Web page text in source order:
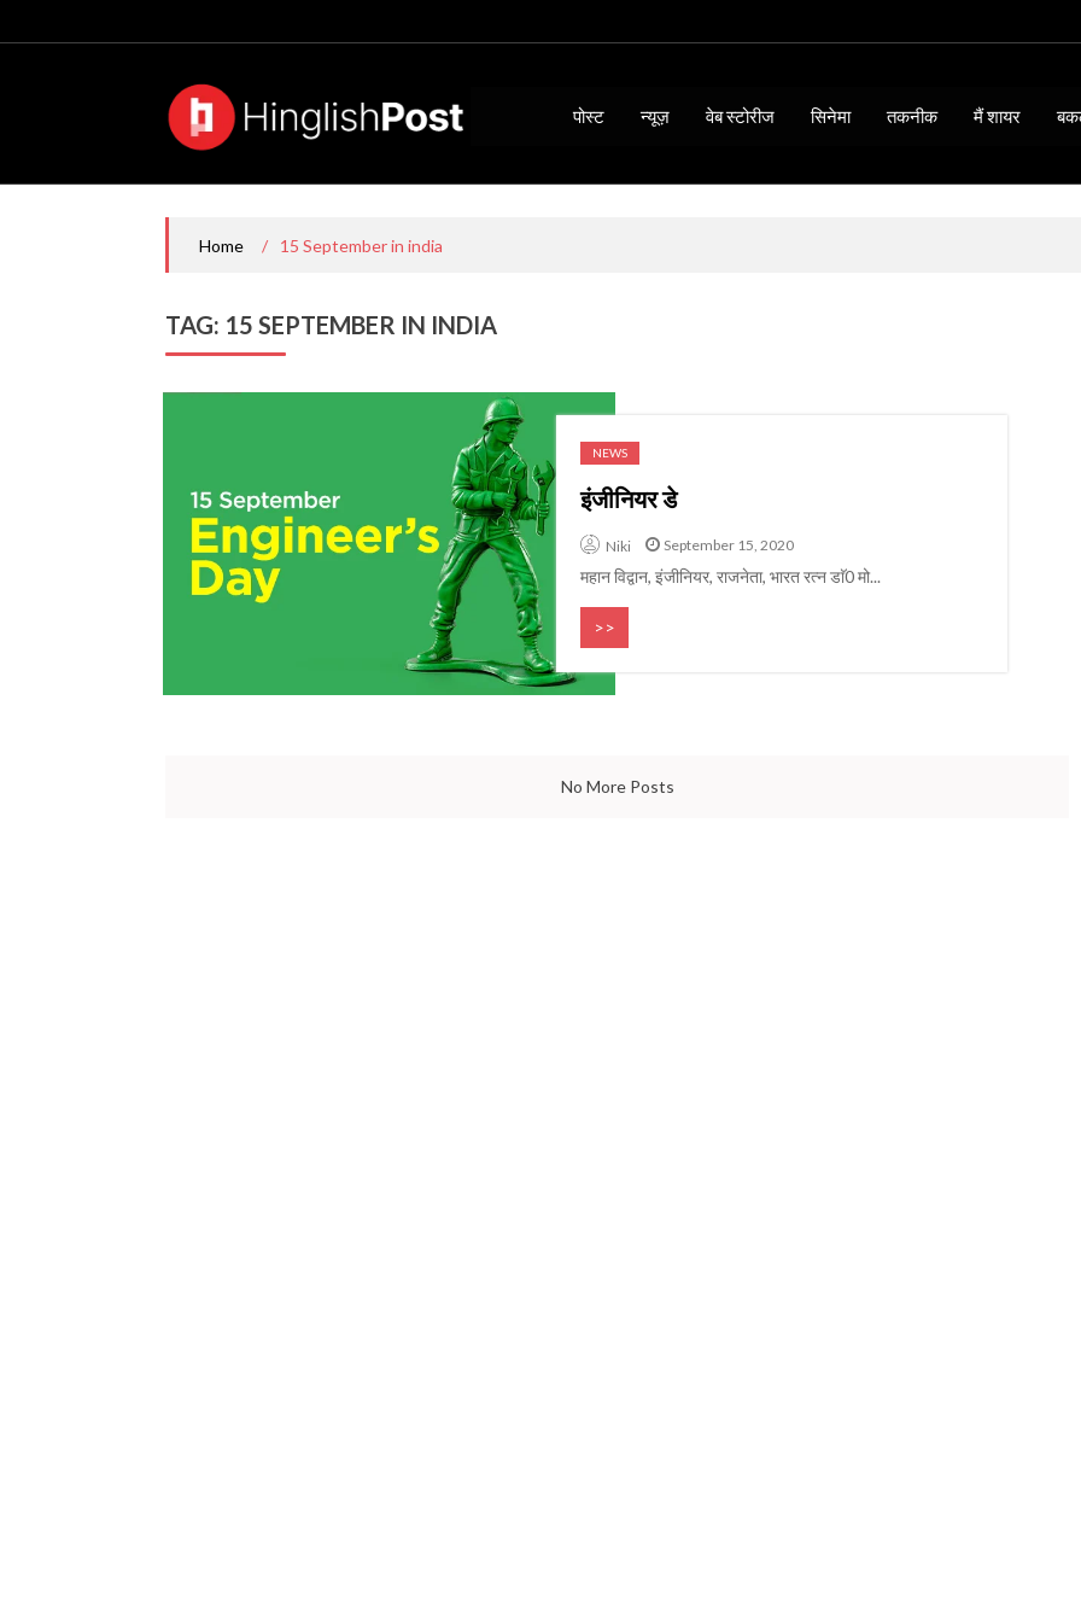
पोस्ट न्यूज़ वेब स्टोरीज सिनेमा तकनीक मैं शायर
Home / 15 September in india
TAG: 15 SEPTEMBER IN INDIA
NEWS
इंजीनियर डे
Niki September 15, 2020
महान विद्वान, इंजीनियर, राजनेता, भारत रत्न डाॅ0 मो...
>>
No More Posts
BIOGRAPHY & QUOTES
Dr. APJ Abdul Kalam
15 Thoughts of
Gandhi that the